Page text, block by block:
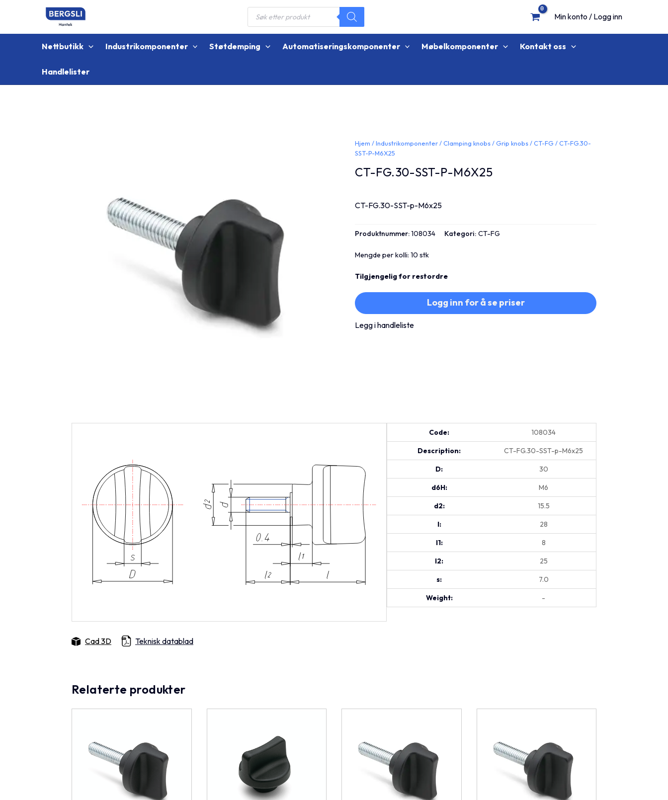
Products
search
Min konto / Logg inn
Nettbutikk Industrikomponenter Støtdemping Automatiseringskomponenter Møbelkomponenter Kontakt oss
Handlelister
Hjem /Industrikomponenter/Clamping knobs/Grip knobs/CT-FG / CT-FG.30-
SST-P-M6X25
CT-FG.30-SST-P-M6X25
CT-FG.30-SST-p-M6x25
Produktnummer:108034 Kategori:CT-FG
Mengde per kolli: 10 stk
Tilgjengelig for restordre
Logg inn for å se priser
Legg i handleliste
Code: 108034
Description: CT-FG.30-SST-p-M6x25
D: 30
d6H: M6
d2: 15.5
l: 28
l1: 8
l2: 25
s: 7.0
Weight: -
Cad 3D Teknisk datablad
Relaterte produkter